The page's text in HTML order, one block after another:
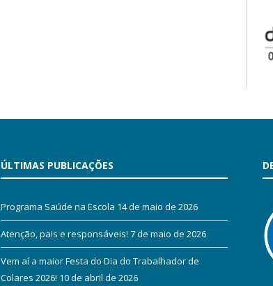
ÚLTIMAS PUBLICAÇÕES
Programa Saúde na Escola 14 de maio de 2026
Atenção, pais e responsáveis! 7 de maio de 2026
Vem aí a maior Festa do Dia do Trabalhador de
Colares 2026! 10 de abril de 2026